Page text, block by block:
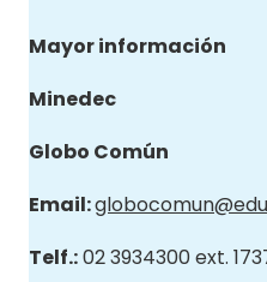
Mayor información
Minedec
Globo Común
Email:
Telf.:02 3934300 ext.